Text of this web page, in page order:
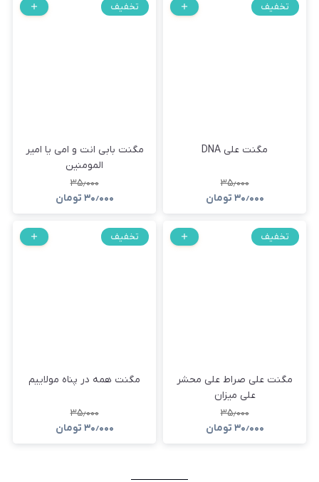
تخفیف
مگنت علی DNA
۳۵٫۰۰۰
۳۰٫۰۰۰ تومان
تخفیف
مگنت بابی انت و امی یا امیر
المومنین
۳۵٫۰۰۰
۳۰٫۰۰۰ تومان
تخفیف
مگنت علی صراط علی محشر
علی میزان
۳۵٫۰۰۰
۳۰٫۰۰۰ تومان
تخفیف
مگنت همه در پناه مولاییم
۳۵٫۰۰۰
۳۰٫۰۰۰ تومان